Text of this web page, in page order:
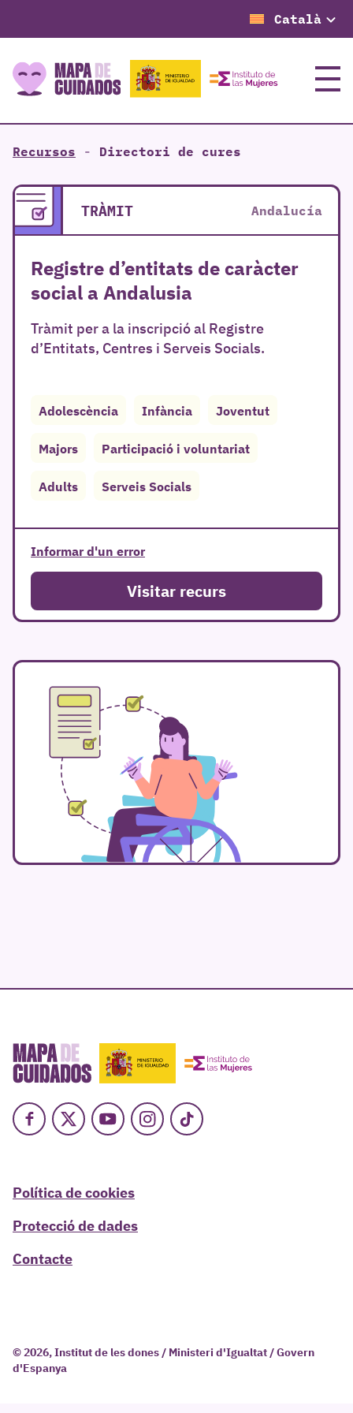
Català
Menú
Recursos - Directori de cures
TRÀMIT Andalucía
Registre d’entitats de caràcter
social a Andalusia
Tràmit per a la inscripció al Registre
d’Entitats, Centres i Serveis Socials.
Adolescència Infància Joventut
Majors Participació i voluntariat
Adults Serveis Socials
Informar d'un error
Visitar recurs
Facebook
X YoutubeInstagram
TikTok
Política de cookies
Protecció de dades
Contacte
© 2026, Institut de les dones / Ministeri d'Igualtat / Govern
d'Espanya